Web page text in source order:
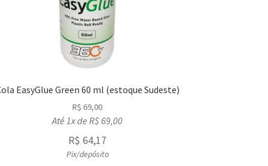
EasyGlue Green 60 ml (estoque Sudeste)
R$ 69,00
Até 1x deR$69,00
R$ 64,17
Pix/depósito